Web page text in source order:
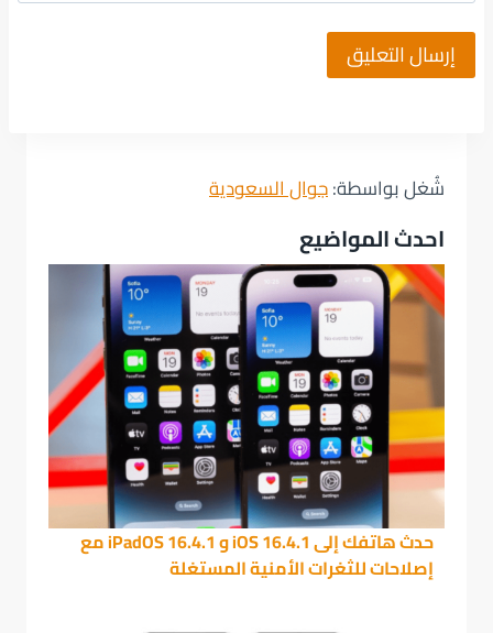
شُغل بواسطة:جوال السعودية
احدث المواضيع
حدث هاتفك إلى iOS 16.4.1 و iPadOS 16.4.1 مع
إصلاحات للثغرات الأمنية المستغلة